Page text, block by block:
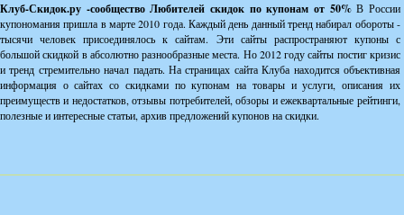
Клуб-Скидок.ру -сообщество Любителей скидок по купонам от 50%В России
купономания пришла в марте 2010 года. Каждый день данный тренд набирал обороты -
тысячи человек присоединялось к сайтам. Эти сайты распространяют купоны с
большой скидкой в абсолютно разнообразные места. Но 2012 году сайты постиг кризис
и тренд стремительно начал падать. На страницах сайта Клуба находится объективная
информация о сайтах со скидками по купонам на товары и услуги, описания их
преимуществ и недостатков, отзывы потребителей, обзоры и ежеквартальные рейтинги,
полезные и интересные статьи, архив предложений купонов на скидки.